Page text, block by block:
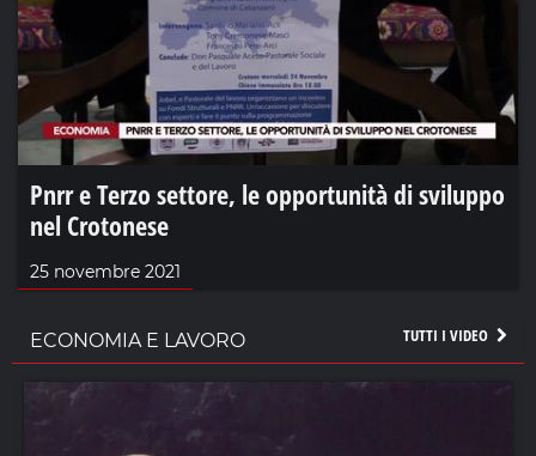
Pnrr e Terzo settore, le opportunità di sviluppo
nel Crotonese
25 novembre 2021
TUTTI I VIDEO
ECONOMIA E LAVORO